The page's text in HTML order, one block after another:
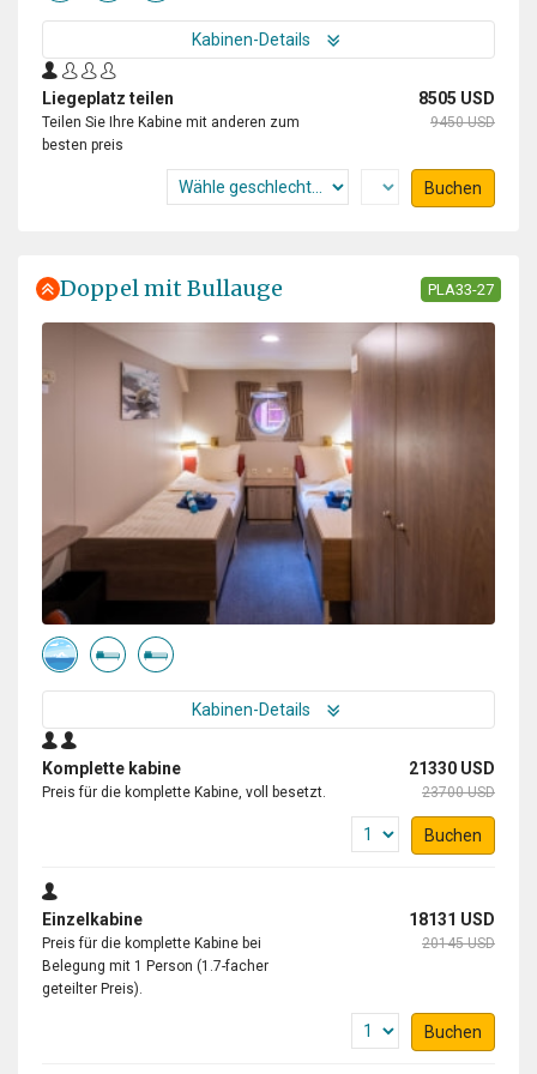
Kabinen-Details
Liegeplatz teilen 8505 USD
Teilen Sie Ihre Kabine mit anderen zum
besten preis
9450 USD
Buchen
Doppel mit Bullauge PLA33-27
Kabinen-Details
Komplette kabine 21330 USD
Preis für die komplette Kabine, voll besetzt. 23700 USD
Buchen
Einzelkabine 18131 USD
Preis für die komplette Kabine bei
Belegung mit 1 Person (1.7-facher
geteilter Preis).
20145 USD
Buchen